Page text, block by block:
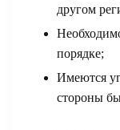
другом
порядке;
Имеются
стороны